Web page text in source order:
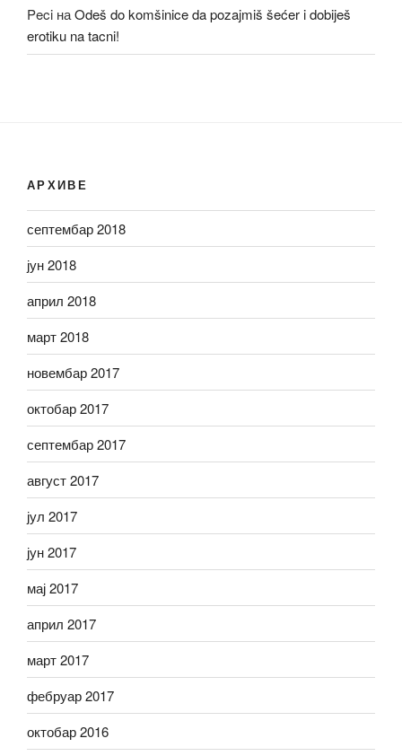
Peci наOdeš do komšinice da pozajmiš šećer i dobiješ
erotiku na tacni!
АРХИВЕ
септембар 2018
јун 2018
април 2018
март 2018
новембар 2017
октобар 2017
септембар 2017
август 2017
јул 2017
јун 2017
мај 2017
април 2017
март 2017
фебруар 2017
октобар 2016